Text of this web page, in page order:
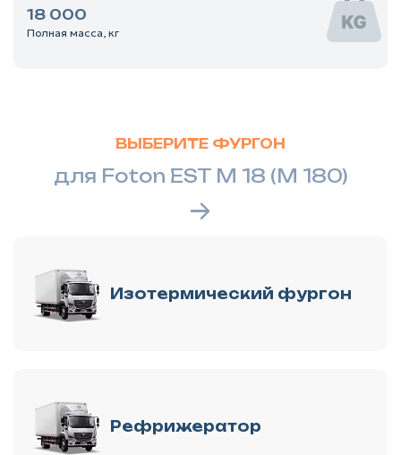
18 000
Полная масса, кг
ВЫБЕРИТЕ ФУРГОН
для Foton EST M 18 (M 180)
Изотермический фургон
Рефрижератор